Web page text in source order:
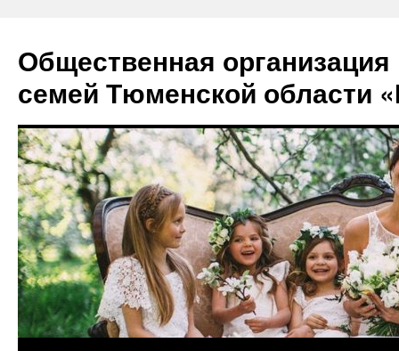
содержимому
Общественная
семей Тюменской области